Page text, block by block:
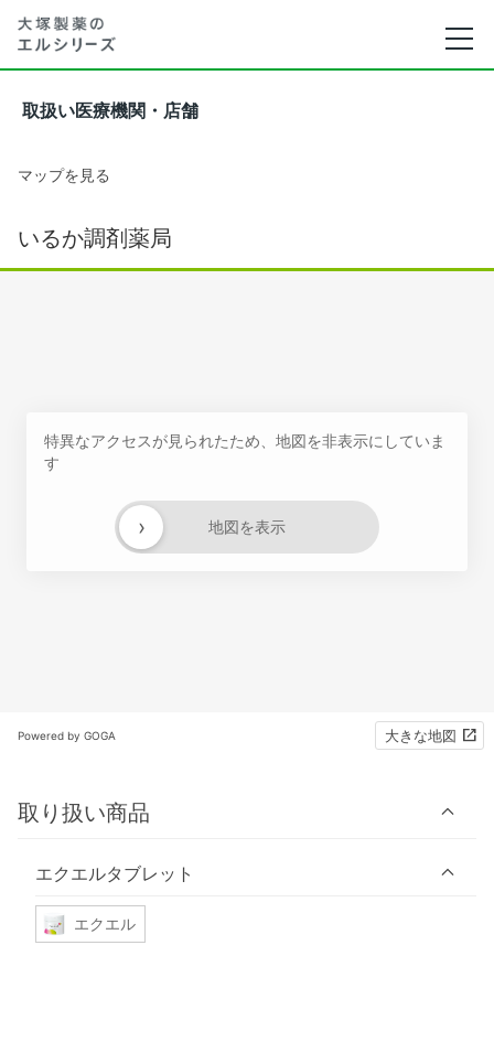
取扱い医療機関・店舗
マップを見る
いるか調剤薬局
特異なアクセスが見られたため、地図を非表示にしていま
す
地図を表示
›
Powered by GOGA 大きな地図
取り扱い商品
エクエルタブレット
エクエル